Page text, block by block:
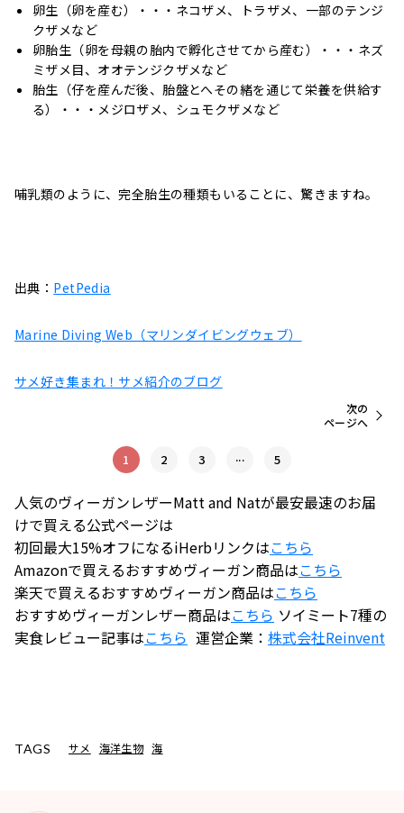
卵生（卵を産む）・・・ネコザメ、トラザメ、一部のテンジ
クザメなど
卵胎生（卵を母親の胎内で孵化させてから産む）・・・ネズ
ミザメ目、オオテンジクザメなど
胎生（仔を産んだ後、胎盤とへその緒を通じて栄養を供給す
る）・・・メジロザメ、シュモクザメなど
哺乳類のように、完全胎生の種類もいることに、驚きますね。
出典： PetPedia
Marine Diving Web（マリンダイビングウェブ）
サメ好き集まれ！サメ紹介のブログ
1 2 3 ...
次の
ページへ
5
人気のヴィーガンレザーMatt and Natが最安最速のお届
けで買える公式ページは
初回最大15%オフになるiHerbリンクはこちら
Amazonで買えるおすすめヴィーガン商品はこちら
楽天で買えるおすすめヴィーガン商品はこちら
おすすめヴィーガンレザー商品はこちら ソイミート7種の
実食レビュー記事はこちら 運営企業： 株式会社Reinvent
TAGS サメ 海洋生物 海